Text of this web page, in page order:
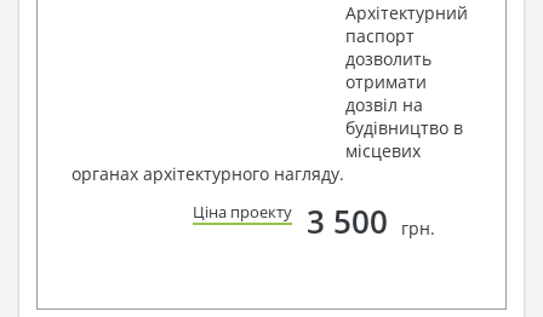
Архітектурний
паспорт
дозволить
отримати
дозвіл на
будівництво в
місцевих
органах архітектурного нагляду.
Ціна проекту 3 500 грн.